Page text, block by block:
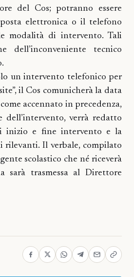
del Cos; potranno essere
elettronica o il telefono
modalità di intervento. Tali
dell’inconveniente tecnico
un intervento telefonico per
il Cos comunicherà la data
accennato in precedenza,
verrà redatto
inizio e fine intervento e la
rilevanti. Il verbale, compilato
scolastico che né riceverà
sarà trasmessa al Direttore